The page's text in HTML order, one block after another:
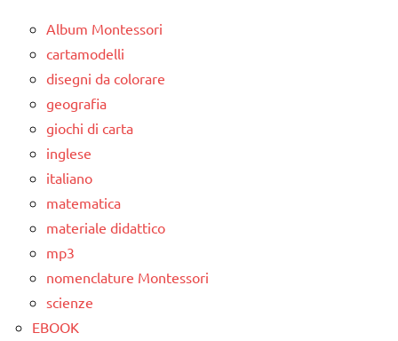
nomenclature
Montessori
psicogrammatica
Montessori
TUTTI GLI
ARGOMENTI
PER ETA'
TUTTI GLI
ARTICOLI
DOWNLOAD
DIDATTICA
MONTESSORI
LINGUAGGIO
MONTESSORI
materiale
didattico
nomenclature
Montessori
psicogrammatica
Montessori
Album Montessori
cartamodelli
disegni da colorare
geografia
giochi di carta
inglese
italiano
matematica
materiale didattico
mp3
nomenclature Montessori
scienze
EBOOK